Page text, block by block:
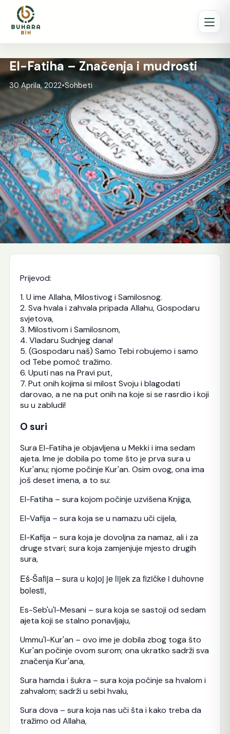
El-Fatiha – Značenja i mudrosti
30 Aprila, 2022•Sohbeti
Prijevod:
1. U ime Allaha, Milostivog i Samilosnog.
2. Sva hvala i zahvala pripada Allahu, Gospodaru
svjetova,
3. Milostivom i Samilosnom,
4. Vladaru Sudnjeg dana!
5. (Gospodaru naš) Samo Tebi robujemo i samo
od Tebe pomoć tražimo.
6. Uputi nas na Pravi put,
7. Put onih kojima si milost Svoju i blagodati
darovao, a ne na put onih na koje si se rasrdio i koji
su u zabludi!
O suri
Sura El-Fatiha je objavljena u Mekki i ima sedam
ajeta. Ime je dobila po tome što je prva sura u
Kur'anu; njome počinje Kur'an. Osim ovog, ona ima
još deset imena, a to su:
El-Fatiha – sura kojom počinje uzvišena Knjiga,
El-Vafija – sura koja se u namazu uči cijela,
El-Kafija – sura koja je dovoljna za namaz, ali i za
druge stvari; sura koja zamjenjuje mjesto drugih
sura,
Eš-Šafija – sura u kojoj je lijek za fizičke i duhovne
bolesti,
Es-Seb'u'l-Mesani – sura koja se sastoji od sedam
ajeta koji se stalno ponavljaju,
Ummu'l-Kur'an – ovo ime je dobila zbog toga što
Kur'an počinje ovom surom; ona ukratko sadrži sva
značenja Kur'ana,
Sura hamda i šukra – sura koja počinje sa hvalom i
zahvalom; sadrži u sebi hvalu,
Sura dova – sura koja nas uči šta i kako treba da
tražimo od Allaha,